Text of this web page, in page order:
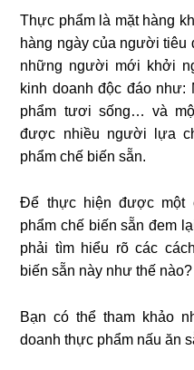
Thực phẩm là mặt hàng
hàng ngày của người tiêu
những người mới khởi
kinh doanh độc đáo
phẩm tươi sống… và
được nhiều người lựa
phẩm chế biến sẵn.
Để thực hiện được một
phẩm chế biến sẵn đem
phải tìm hiểu rõ các
biến sẵn này như thế nào?
Bạn có thể tham khảo
doanh thực phẩm nấu ăn